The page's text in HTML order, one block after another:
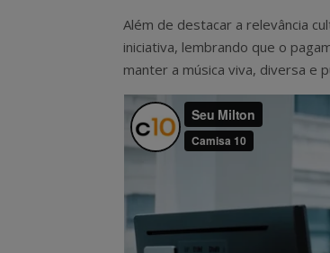
Além de destacar a relevância
iniciativa, lembrando que o
manter a música viva, diversa e